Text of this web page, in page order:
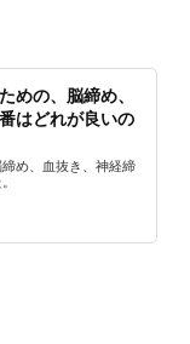
めの、脳締め、
はどれが良いの
め、血抜き、神経締